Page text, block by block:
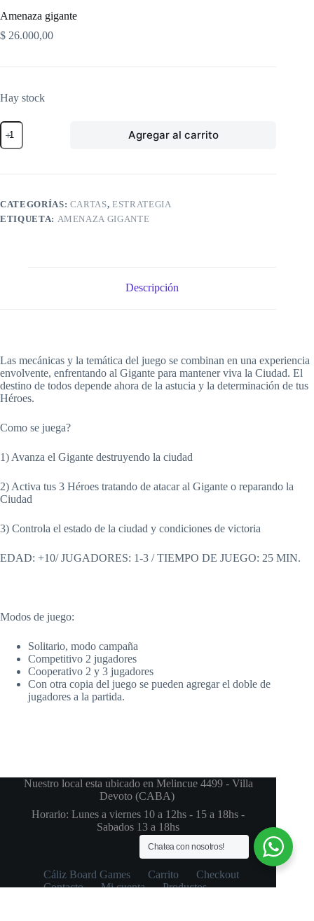
Amenaza gigante
$ 26.000,00
Hay stock
Amenaza
gigante
cantidad
Agregar al carrito
CATEGORÍAS: CARTAS,ESTRATEGIA
ETIQUETA: AMENAZA GIGANTE
Descripción
Las mecánicas y la temática del juego se combinan en una experiencia
envolvente, enfrentando al Gigante para mantener viva la Ciudad. El
destino de todos depende ahora de la astucia y la determinación de tus
Héroes.
Como se juega?
1) Avanza el Gigante destruyendo la ciudad
2) Activa tus 3 Héroes tratando de atacar al Gigante o reparando la
Ciudad
3) Controla el estado de la ciudad y condiciones de victoria
EDAD: +10/ JUGADORES: 1-3 / TIEMPO DE JUEGO: 25 MIN.
Modos de juego:
Solitario, modo campaña
Competitivo 2 jugadores
Cooperativo 2 y 3 jugadores
Con otra copia del juego se pueden agregar el doble de
jugadores a la partida.
Nuestro local esta ubicado en Melincue 4499 - Villa
Devoto (CABA)
Horario: Lunes a viernes 10 a 12hs - 15 a 18hs -
Sabados 13 a 18hs
Cáliz Board Games Carrito
Checkout
Contacto
Mi cuenta Productos
Chatea con nosotros!